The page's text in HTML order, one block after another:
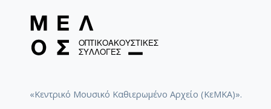
«Κεντρικό Μουσικό Καθιερωμένο Αρχείο (ΚεΜΚΑ)».